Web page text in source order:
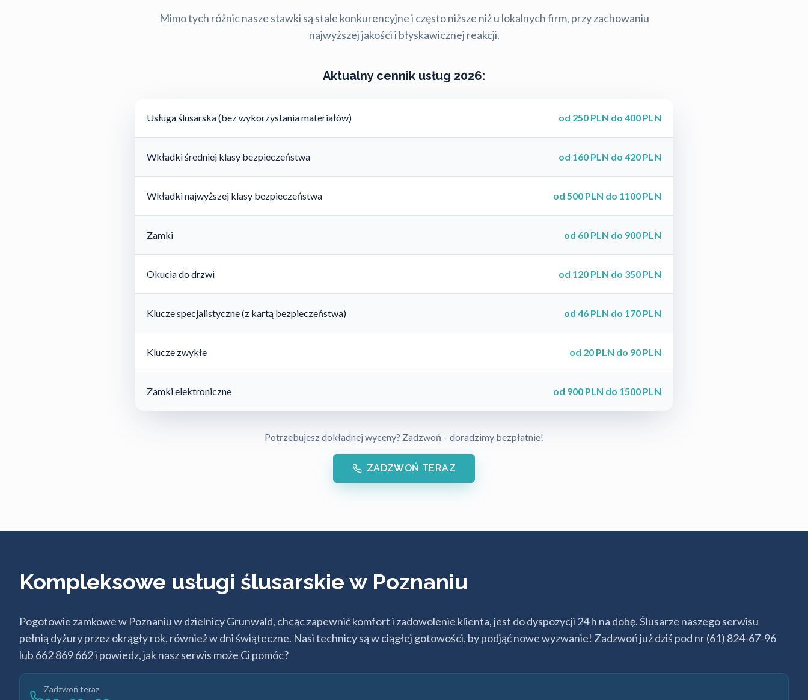
Mimo tych różnic nasze stawki są stale konkurencyjne i często niższe niż u lokalnych firm, przy zachowaniu
najwyższej jakości i błyskawicznej reakcji.
Aktualny cennik usług 2026:
Usługa ślusarska (bez wykorzystania materiałów) od 250 PLN do 400 PLN
Wkładki średniej klasy bezpieczeństwa od 160 PLN do 420 PLN
Wkładki najwyższej klasy bezpieczeństwa od 500 PLN do 1100 PLN
Zamki od 60 PLN do 900 PLN
Okucia do drzwi od 120 PLN do 350 PLN
Klucze specjalistyczne (z kartą bezpieczeństwa) od 46 PLN do 170 PLN
Klucze zwykłe od 20 PLN do 90 PLN
Zamki elektroniczne od 900 PLN do 1500 PLN
Potrzebujesz dokładnej wyceny? Zadzwoń – doradzimy bezpłatnie!
ZADZWOŃ TERAZ
Kompleksowe usługi ślusarskie w Poznaniu
Pogotowie zamkowe w Poznaniu w dzielnicy Grunwald, chcąc zapewnić komfort i zadowolenie klienta, jest do dyspozycji 24 h na dobę. Ślusarze naszego serwisu
pełnią dyżury przez okrągły rok, również w dni świąteczne. Nasi technicy są w ciągłej gotowości, by podjąć nowe wyzwanie! Zadzwoń już dziś pod nr (61) 824-67-96
lub 662 869 662 i powiedz, jak nasz serwis może Ci pomóc?
Zadzwoń teraz